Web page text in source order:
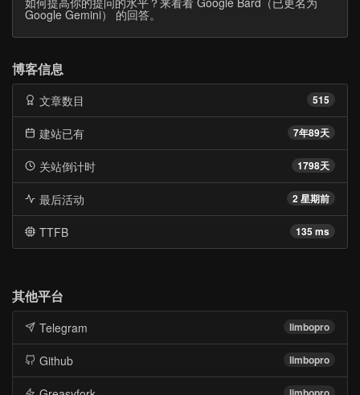
Google Gemini） 的回答。
博客信息
515
文章数目
7年89天
建站已有
1798天
关站倒计时
2 星期前
最后活动
135 ms
TTFB
其他平台
limbopro
Telegram
limbopro
Github